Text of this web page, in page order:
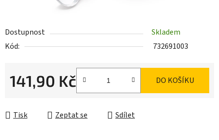
Dostupnost
Skladem
Kód:
732691003
141,90 Kč DO KOŠÍKU
Tisk Zeptat se Sdílet